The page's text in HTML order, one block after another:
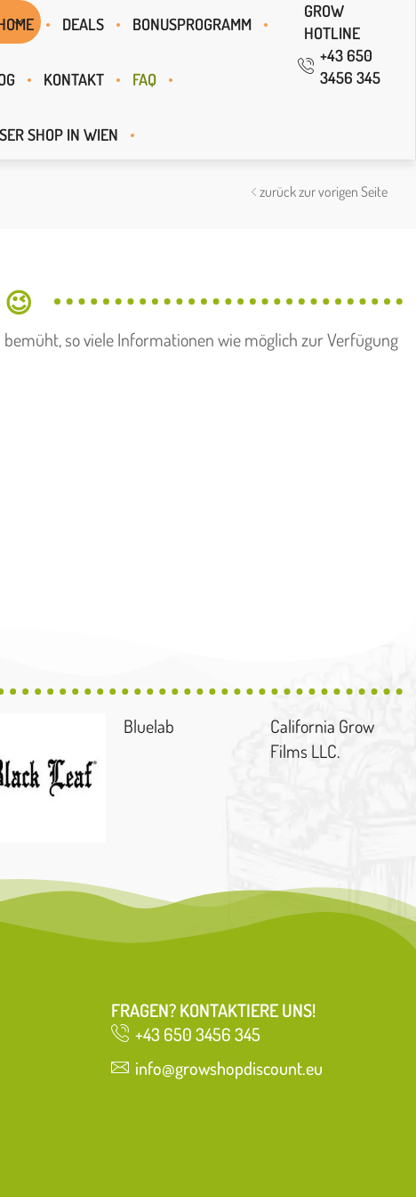
DEALS BONUSPROGRAMM
KONTAKT FAQ
SHOP IN WIEN
GROW
HOTLINE
+43 650
3456 345
zurück zur vorigen Seite
😉
so viele Informationen wie möglich zur Verfügung
Bluelab
California Grow
Films LLC.
FRAGEN? KONTAKTIERE UNS!
+43 650 3456 345
info@growshopdiscount.eu